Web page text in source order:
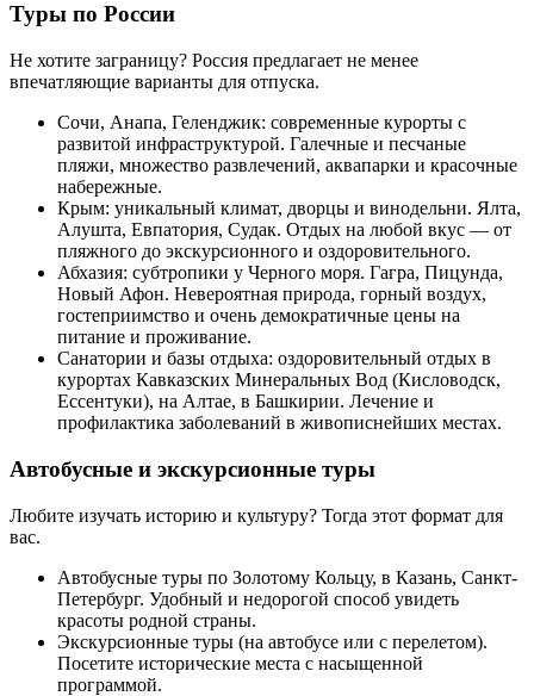
Туры по России
Не хотите заграницу? Россия предлагает не менее
впечатляющие варианты для отпуска.
Сочи, Анапа, Геленджик: современные курорты с
развитой инфраструктурой. Галечные и песчаные
пляжи, множество развлечений, аквапарки и красочные
набережные.
Крым: уникальный климат, дворцы и винодельни. Ялта,
Алушта, Евпатория, Судак. Отдых на любой вкус — от
пляжного до экскурсионного и оздоровительного.
Абхазия: субтропики у Черного моря. Гагра, Пицунда,
Новый Афон. Невероятная природа, горный воздух,
гостеприимство и очень демократичные цены на
питание и проживание.
Санатории и базы отдыха: оздоровительный отдых в
курортах Кавказских Минеральных Вод (Кисловодск,
Ессентуки), на Алтае, в Башкирии. Лечение и
профилактика заболеваний в живописнейших местах.
Автобусные и экскурсионные туры
Любите изучать историю и культуру? Тогда этот формат для
вас.
Автобусные туры по Золотому Кольцу, в Казань, Санкт-
Петербург. Удобный и недорогой способ увидеть
красоты родной страны.
Экскурсионные туры (на автобусе или с перелетом).
Посетите исторические места с насыщенной
программой.